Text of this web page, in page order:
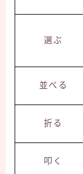
選ぶ
並べる
折る
叩く